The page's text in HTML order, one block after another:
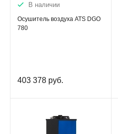
В наличии
Осушитель воздуха ATS DGO
780
403 378 руб.